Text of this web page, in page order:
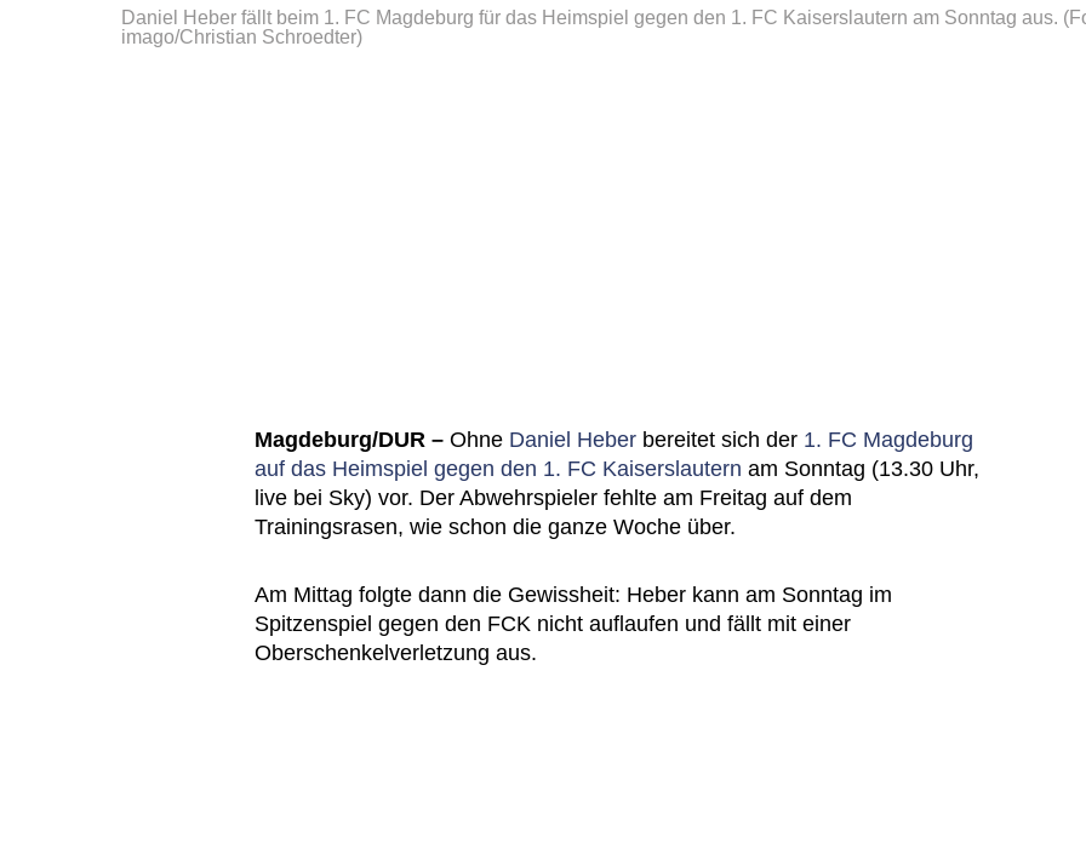
Daniel Heber fällt beim 1. FC Magdeburg für das Heimspiel gegen den 1. FC Kaiserslautern am Sonntag aus.
imago/Christian Schroedter)
Magdeburg/DUR – Ohne Daniel Heber bereitet sich der 1. FC Magdeburg
auf das Heimspiel gegen den 1. FC Kaiserslautern am Sonntag (13.30 Uhr,
live bei Sky) vor. Der Abwehrspieler fehlte am Freitag auf dem
Trainingsrasen, wie schon die ganze Woche über.
Am Mittag folgte dann die Gewissheit: Heber kann am Sonntag im
Spitzenspiel gegen den FCK nicht auflaufen und fällt mit einer
Oberschenkelverletzung aus.